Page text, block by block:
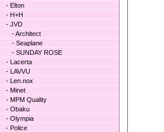
- Elton
- H+H
- JVD
- Architect
- Seaplane
- SUNDAY ROSE
- Lacerta
- LAVVU
- Len.nox
- Minet
- MPM Quality
- Obaku
- Olympia
- Police